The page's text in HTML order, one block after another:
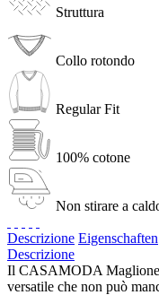
Struttura
Collo rotondo
Regular Fit
100% cotone
Non stirare a
Descrizione Eigenschaften
Descrizione
Il CASAMODA Maglione
versatile che non può